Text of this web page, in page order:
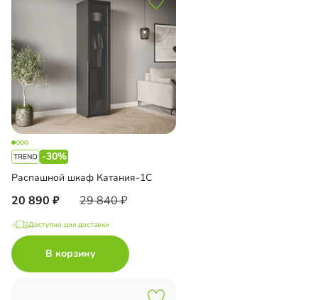
-30%
Распашной шкаф Катания-1С
20 890 29 840
Доступно для доставки
В корзину